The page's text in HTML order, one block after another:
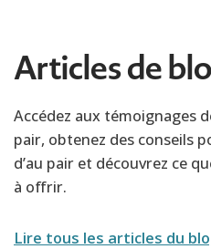
Articles de
Accédez aux témoignages
pair, obtenez des conseils
d’au pair et découvrez ce
à offrir.
Lire tous les articles du